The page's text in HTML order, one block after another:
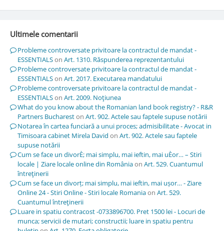
Ultimele comentarii
Probleme controversate privitoare la contractul de mandat -
ESSENTIALSon Art. 1310. Răspunderea reprezentantului
Probleme controversate privitoare la contractul de mandat -
ESSENTIALSon Art. 2017. Executarea mandatului
Probleme controversate privitoare la contractul de mandat -
ESSENTIALSon Art. 2009. Noţiunea
What do you know about the Romanian land book registry? - R&R
Partners Buchareston Art. 902. Actele sau faptele supuse notării
Notarea în cartea funciară a unui proces; admisibilitate - Avocat in
Timisoara cabinet Mirela David on Art. 902. Actele sau faptele
supuse notării
Cum se face un divorÈ; mai simplu, mai ieftin, mai uÈor… – Stiri
locale | Ziare locale online din Româniaon Art. 529. Cuantumul
întreţinerii
Cum se face un divorț; mai simplu, mai ieftin, mai ușor… - Ziare
Online 24 - Stiri Online - Stiri locale Romaniaon Art. 529.
Cuantumul întreţinerii
Luare in spatiu contracost -0733896700. Pret 1500 lei - Locuri de
munca; servicii de mutari; constructii; luare in spatiu pentru